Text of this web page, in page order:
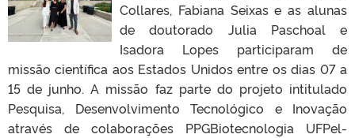
Collares, Fabiana Seixas e as alunas
de doutorado Julia Paschoal e
Isadora Lopes participaram de
missão científica aos Estados Unidos entre os dias 07 a
15 de junho. A missão faz parte do projeto intitulado
Pesquisa, Desenvolvimento Tecnológico e Inovação
através de colaborações PPGBiotecnologia UFPel-